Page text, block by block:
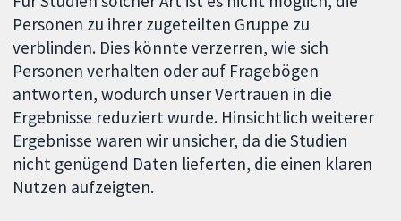
Personen zu ihrer zugeteilten Gruppe zu
verblinden. Dies könnte verzerren, wie sich
Personen verhalten oder auf Fragebögen
antworten, wodurch unser Vertrauen in die
Ergebnisse reduziert wurde. Hinsichtlich weiterer
Ergebnisse waren wir unsicher, da die Studien
nicht genügend Daten lieferten, die einen klaren
Nutzen aufzeigten.